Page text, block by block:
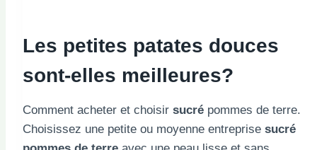
Les petites patates douces
sont-elles meilleures?
Comment acheter et choisir sucré pommes de terre.
Choisissez une petite ou moyenne entreprise sucré